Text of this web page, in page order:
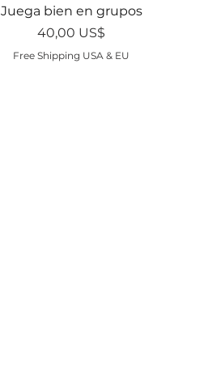
Vista rápida
Juega bien en grupos
Precio
40,00 US$
Free Shipping USA & EU